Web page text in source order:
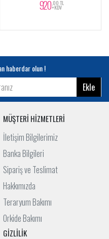
920 ,00 TL
+KDV
haberdar olun !
Ekle
MÜŞTERİ HİZMETLERİ
İletişim Bilgilerimiz
Banka Bilgileri
Sipariş ve Teslimat
Hakkımızda
Teraryum Bakımı
Orkide Bakımı
GİZLİLİK